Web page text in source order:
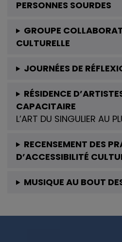
PERSONNES SOURDES
GROUPE
CULTURELLE
JOURNÉES DE
RÉSIDENCE
CAPACITAIRE
L’ART DU SINGULIER AU
RECENSEMENT DES
D’ACCESSIBILITÉ
MUSIQUE AU BOUT